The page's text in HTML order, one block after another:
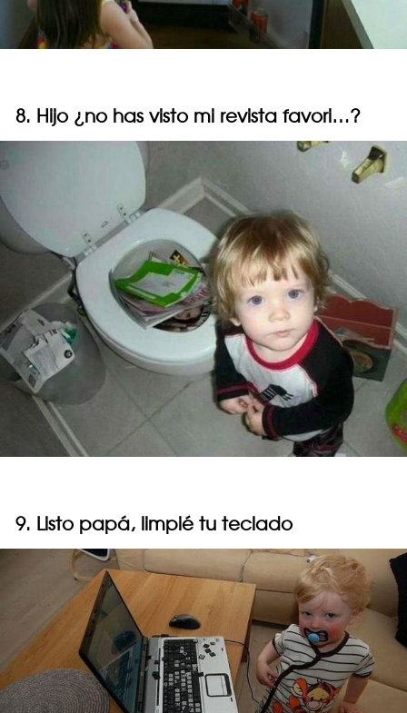
8. Hijo ¿no has visto mi revista favori…?
9. Listo papá, limpié tu teclado